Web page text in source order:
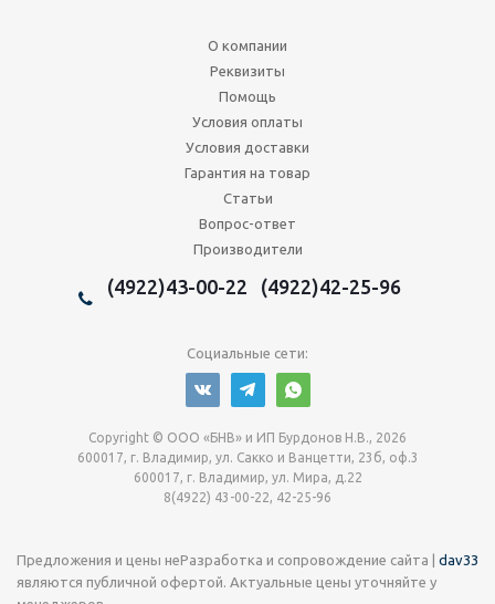
О компании
Реквизиты
Помощь
Условия оплаты
Условия доставки
Гарантия на товар
Статьи
Вопрос-ответ
Производители
(4922)43-00-22 (4922)42-25-96
Социальные сети:
Copyright © ООО «БНВ» и ИП Бурдонов Н.В., 2026
600017, г. Владимир, ул. Сакко и Ванцетти, 23б, оф.3
600017, г. Владимир, ул. Мира, д.22
8(4922) 43-00-22, 42-25-96
Разработка и сопровождение сайта | dav33
Предложения и цены не
являются публичной офертой. Актуальные цены уточняйте у